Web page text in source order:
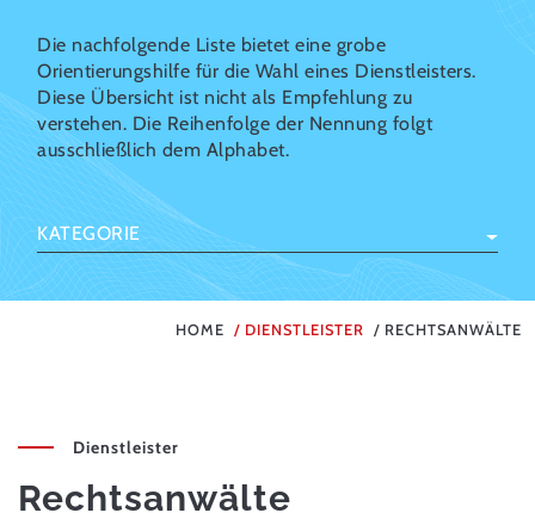
Die nachfolgende Liste bietet eine grobe
Orientierungshilfe für die Wahl eines Dienstleisters.
Diese Übersicht ist nicht als Empfehlung zu
verstehen. Die Reihenfolge der Nennung folgt
ausschließlich dem Alphabet.
KATEGORIE
HOME DIENSTLEISTER RECHTSANWÄLTE
Dienstleister
Rechtsanwälte